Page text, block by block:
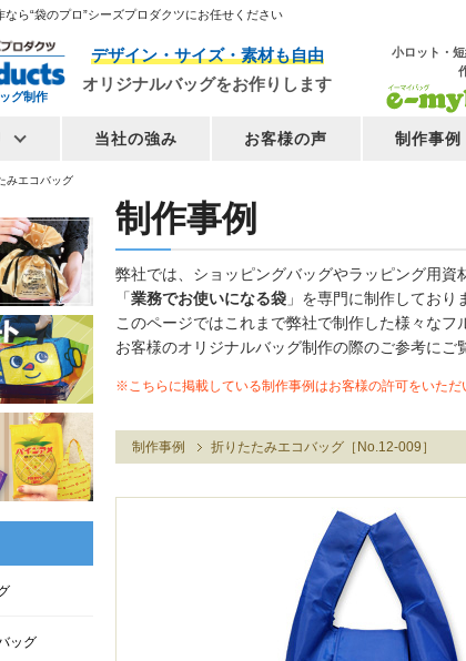
ら“袋のプロ”シーズプロダクツにお任せください
グ制作
デザイン・サイズ・素材も自由
オリジナルバッグをお作りします
小ロット・
当社の強み お客様の声 制作事例
みエコバッグ
制作事例
弊社では、ショッピングバッグやラッピング用
「業務でお使いになる袋 」を専門に制作しており
このページではこれまで弊社で制作した様々な
お客様のオリジナルバッグ制作の際のご参考にご
※こちらに掲載している制作事例はお客様の許可をいただ
制作事例 折りたたみエコバッグ［No.12-009］
ッグ